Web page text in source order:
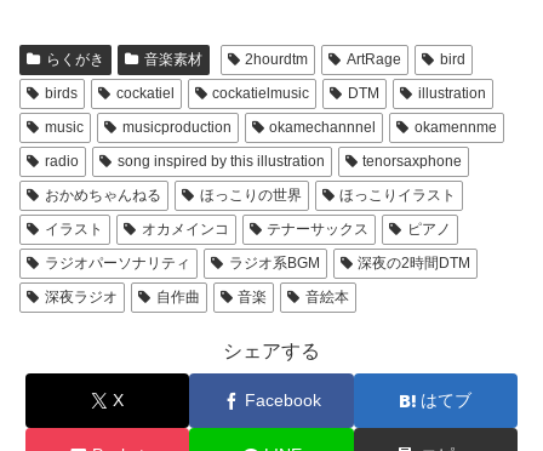
らくがき 音楽素材 2hourdtm ArtRage
bird
birds
cockatiel cockatielmusic DTM
illustration
music
musicproduction okamechannnel
okamennme
radio
song inspired by this illustration
tenorsaxphone
おかめちゃんねる
ほっこりの世界
ほっこりイラスト
イラスト
オカメインコ テナーサックス
ピアノ
ラジオパーソナリティ
ラジオ系BGM
深夜の2時間DTM
深夜ラジオ
自作曲 音楽 音絵本
シェアする
X Facebook はてブ